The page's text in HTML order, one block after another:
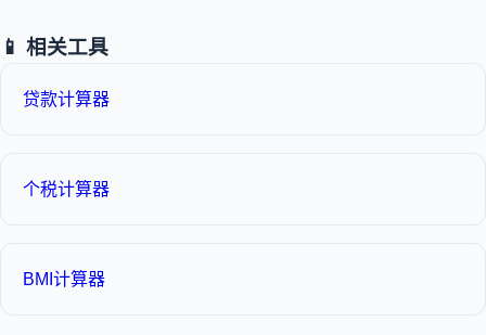
📱 相关工具
贷款计算器
个税计算器
BMI计算器